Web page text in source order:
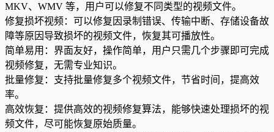
MKV、WMV 等，用户可以修复不同类型的视频文件。
修复损坏视频：可以修复因录制错误、传输中断、存储设备故
障等原因导致损坏的视频文件，恢复其可播放性。
简单易用：界面友好，操作简单，用户只需几个步骤即可完成
视频修复，无需专业知识。
批量修复：支持批量修复多个视频文件，节省时间，提高效
率。
高效恢复：提供高效的视频修复算法，能够快速处理损坏的视
频文件，尽可能恢复原始质量。